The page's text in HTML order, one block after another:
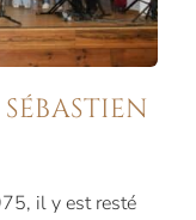
il y est resté